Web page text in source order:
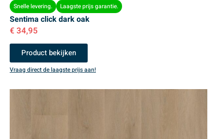
Snelle levering. Laagste prijs garantie.
Sentima click dark oak
€ 34,95
Product bekijken
Vraag direct de laagste prijs aan!